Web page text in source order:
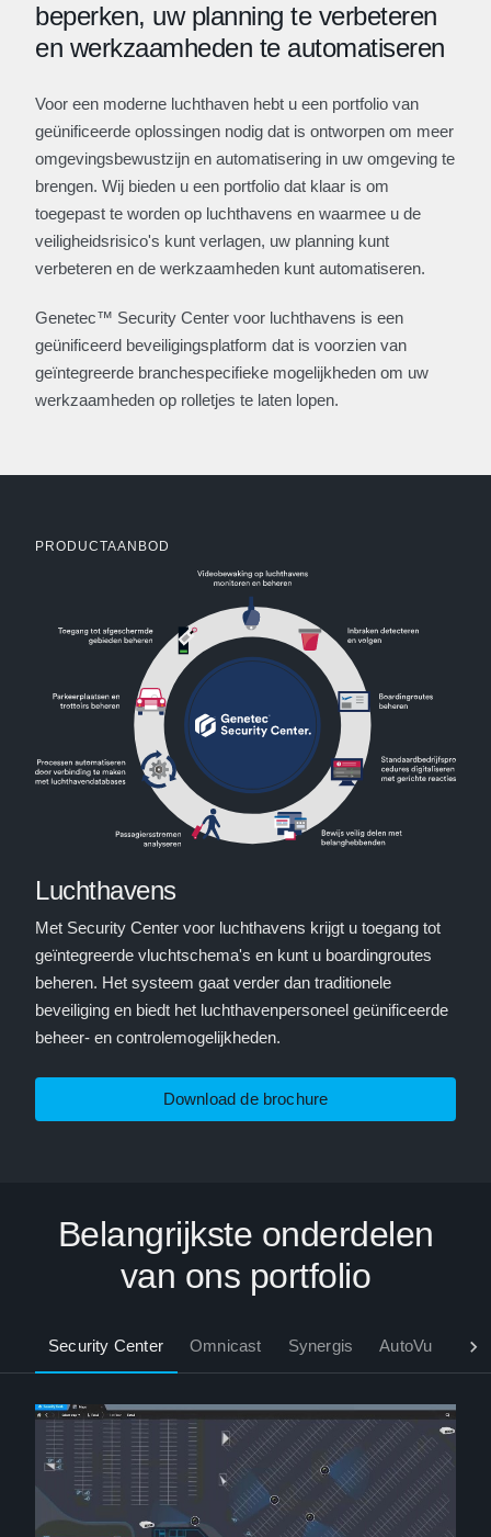
beperken, uw planning te verbeteren
en werkzaamheden te automatiseren
Voor een moderne luchthaven hebt u een portfolio van
geünificeerde oplossingen nodig dat is ontworpen om meer
omgevingsbewustzijn en automatisering in uw omgeving te
brengen. Wij bieden u een portfolio dat klaar is om
toegepast te worden op luchthavens en waarmee u de
veiligheidsrisico's kunt verlagen, uw planning kunt
verbeteren en de werkzaamheden kunt automatiseren.
Genetec™ Security Center voor luchthavens is een
geünificeerd beveiligingsplatform dat is voorzien van
geïntegreerde branchespecifieke mogelijkheden om uw
werkzaamheden op rolletjes te laten lopen.
PRODUCTAANBOD
Luchthavens
Met Security Center voor luchthavens krijgt u toegang tot
geïntegreerde vluchtschema's en kunt u boardingroutes
beheren. Het systeem gaat verder dan traditionele
beveiliging en biedt het luchthavenpersoneel geünificeerde
beheer- en controlemogelijkheden.
Download de brochure
Belangrijkste onderdelen
van ons portfolio
Security Center Omnicast Synergis AutoVu